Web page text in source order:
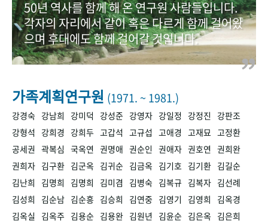
사진 아카이브 문서 기록물 행정박물 영상 기록물
50+1주년 기념
+1
VR 역사관
50년 역사를 함께 해 온 연구원 사람들입니다.
각자의 자리에서 같이 혹은 다르게 함께 걸어왔
으며 후대에도 함께 걸어갈 것입니다.
가족계획연구원 (1971. ~ 1981.)
강경숙 강남희 강미덕 강성준 강영자 강일정 강정진
강판조
강형석
강희경 강희두 고갑석 고규섭 고애경 고재묘 고정환
공세권 곽복심 국옥연 권명애 권순인 권애자 권호연 권희완
권희자 김구환 김군옥 김귀순 김금옥 김기호 김기환 김길순
김난희
김명희 김명희 김미겸 김병숙 김복규 김복자 김선례
김성희
김순남 김순흥 김승희 김연중 김영기 김영희
김옥경
김옥실
김옥주 김용순 김용완 김원년 김윤순 김은옥 김은희